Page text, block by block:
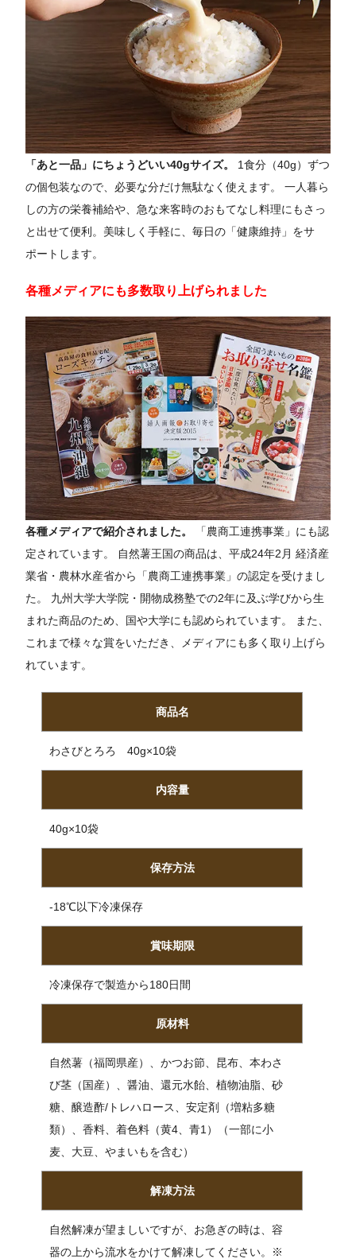
「あと一品」にちょうどいい40gサイズ。
1食分（40g）ずつ
の個包装なので、必要な分だけ無駄なく使えます。 一人暮ら
しの方の栄養補給や、急な来客時のおもてなし料理にもさっ
と出せて便利。美味しく手軽に、毎日の「健康維持」をサ
ポートします。
各種メディアにも多数取り上げられました
各種メディアで紹介されました。
「農商工連携事業」にも認
定されています。 自然薯王国の商品は、平成24年2月 経済産
業省・農林水産省から「農商工連携事業」の認定を受けまし
た。 九州大学大学院・開物成務塾での2年に及ぶ学びから生
まれた商品のため、国や大学にも認められています。 また、
これまで様々な賞をいただき、メディアにも多く取り上げら
れています。
商品名
わさびとろろ 40g×10袋
内容量
40g×10袋
保存方法
-18℃以下冷凍保存
賞味期限
冷凍保存で製造から180日間
原材料
自然薯（福岡県産）、かつお節、昆布、本わさ
び茎（国産）、醤油、還元水飴、植物油脂、砂
糖、醸造酢/トレハロース、安定剤（増粘多糖
類）、香料、着色料（黄4、青1）（一部に小
麦、大豆、やまいもを含む）
解凍方法
自然解凍が望ましいですが、お急ぎの時は、容
器の上から流水をかけて解凍してください。※